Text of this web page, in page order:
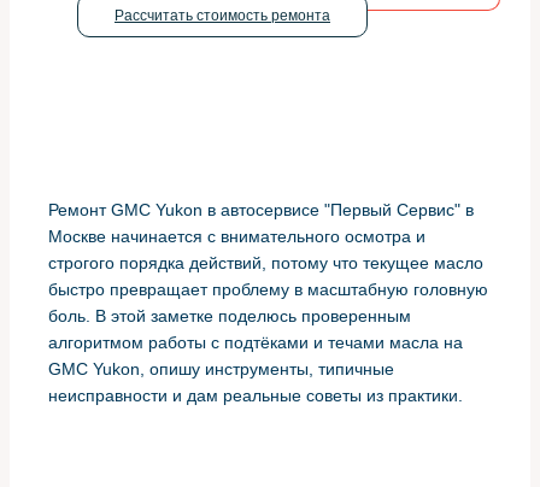
Рассчитать стоимость ремонта
Ремонт GMC Yukon в автосервисе "Первый Сервис" в
Москве начинается с внимательного осмотра и
строгого порядка действий, потому что текущее масло
быстро превращает проблему в масштабную головную
боль. В этой заметке поделюсь проверенным
алгоритмом работы с подтёками и течами масла на
GMC Yukon, опишу инструменты, типичные
неисправности и дам реальные советы из практики.